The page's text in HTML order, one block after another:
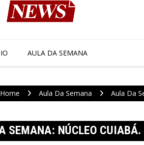
AULA DA SEMANA
Home Aula Da Semana Aula Da
SEMANA: NÚCLEO CUIABÁ.